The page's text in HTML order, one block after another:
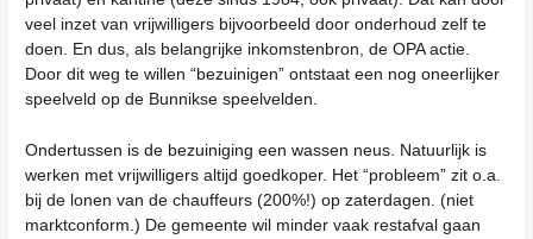
veel inzet van vrijwilligers bijvoorbeeld door onderhoud zelf te
doen. En dus, als belangrijke inkomstenbron, de OPA actie.
Door dit weg te willen “bezuinigen” ontstaat een nog oneerlijker
speelveld op de Bunnikse speelvelden.
Ondertussen is de bezuiniging een wassen neus. Natuurlijk is
werken met vrijwilligers altijd goedkoper. Het “probleem” zit o.a.
bij de lonen van de chauffeurs (200%!) op zaterdagen. (niet
marktconform.) De gemeente wil minder vaak restafval gaan